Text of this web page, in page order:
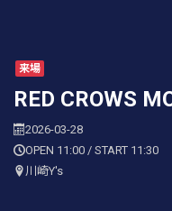
来場
RED CROWS
2026-03-28
OPEN 11:00 / START 11:30
川崎Y's